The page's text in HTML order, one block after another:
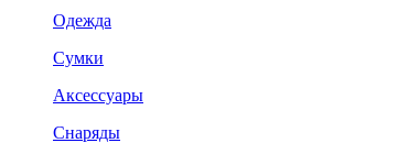
Одежда
Сумки
Аксессуары
Снаряды